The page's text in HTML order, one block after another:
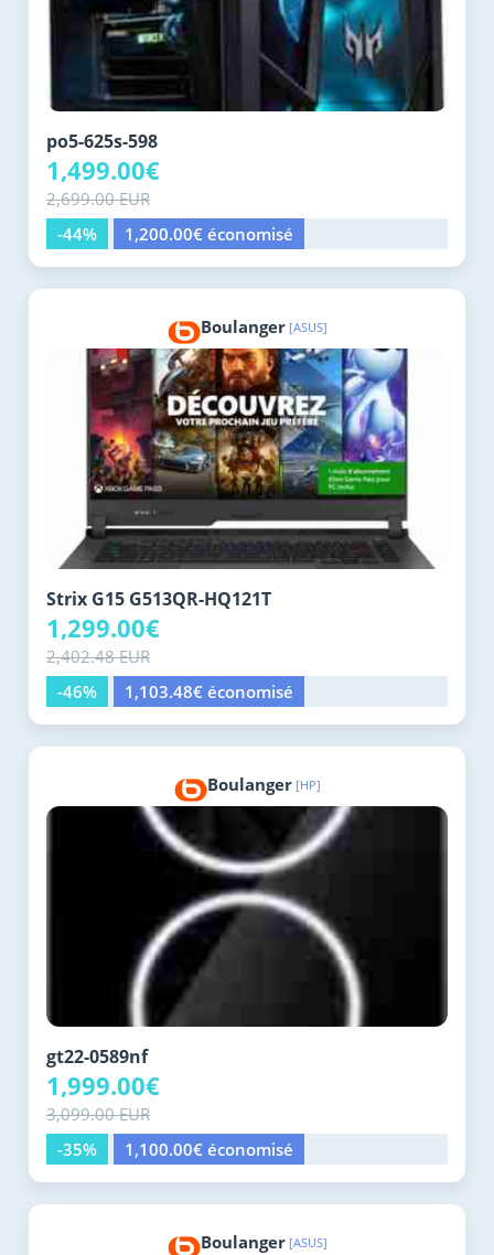
po5-625s-598
1,499.00€
2,699.00 EUR
-44%
1,200.00€ économisé
Boulanger [ASUS]
Strix G15 G513QR-HQ121T
1,299.00€
2,402.48 EUR
-46%
1,103.48€ économisé
Boulanger [HP]
gt22-0589nf
1,999.00€
3,099.00 EUR
-35%
1,100.00€ économisé
Boulanger [ASUS]